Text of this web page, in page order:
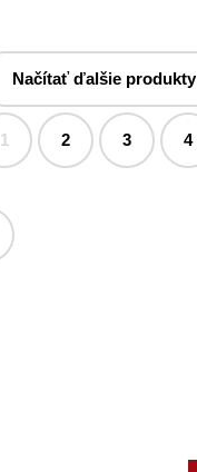
Načítať ďalšie produkty
1 2 3 4